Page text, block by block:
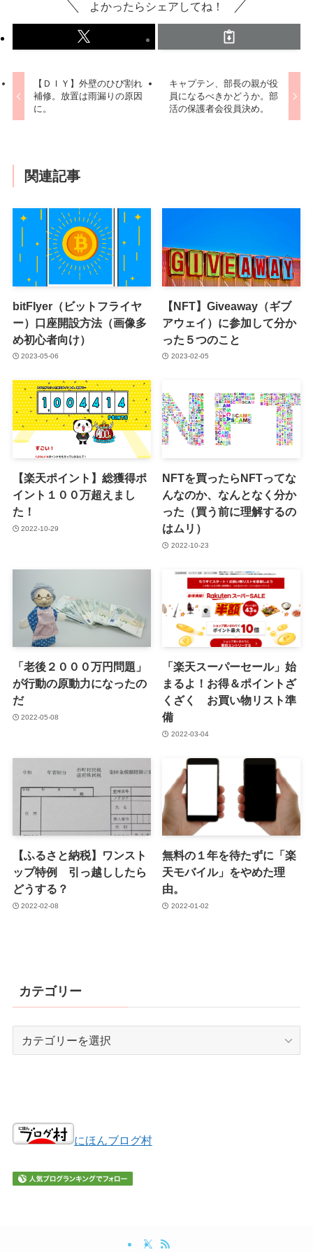
よかったらシェアしてね！
【ＤＩＹ】外壁のひび割れ
補修。放置は雨漏りの原因
に。
キャプテン、部長の親が役
員になるべきかどうか。部
活の保護者会役員決め。
関連記事
bitFlyer（ビットフライヤ
ー）口座開設方法（画像多
め初心者向け）
2023-05-06
【NFT】Giveaway（ギブ
アウェイ）に参加して分か
った５つのこと
2023-02-05
【楽天ポイント】総獲得ポ
イント１００万超えまし
た！
2022-10-29
NFTを買ったらNFTってな
んなのか、なんとなく分か
った（買う前に理解するの
はムリ）
2022-10-23
「老後２０００万円問題」
が行動の原動力になったの
だ
2022-05-08
「楽天スーパーセール」始
まるよ！お得＆ポイントざ
くざく お買い物リスト準
備
2022-03-04
【ふるさと納税】ワンスト
ップ特例 引っ越ししたら
どうする？
2022-02-08
無料の１年を待たずに「楽
天モバイル」をやめた理
由。
2022-01-02
カテゴリー
にほんブログ村